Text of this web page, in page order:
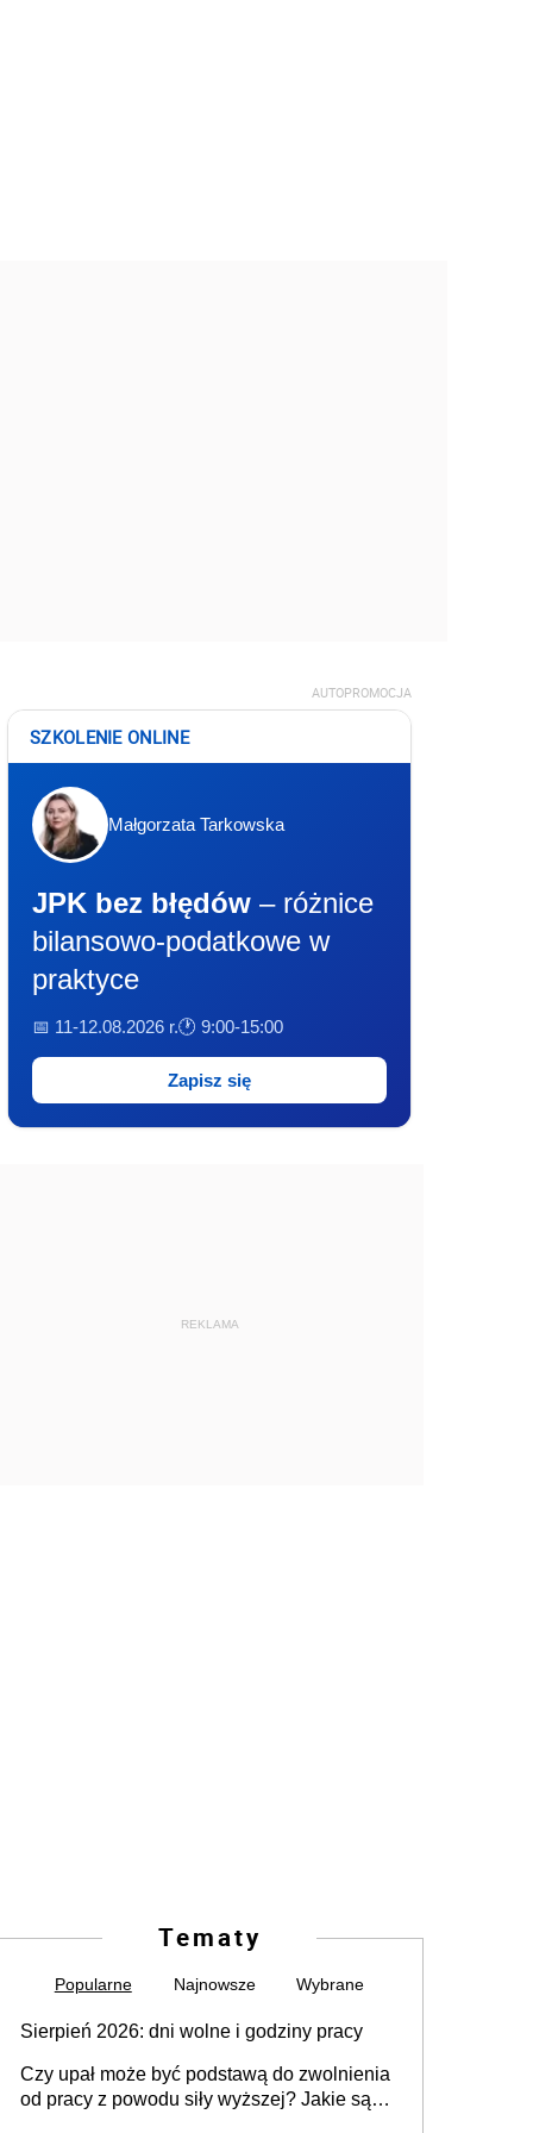
AUTOPROMOCJA
SZKOLENIE ONLINE
Małgorzata Tarkowska
JPK bez błędów – różnice
bilansowo-podatkowe w
praktyce
📅 11-12.08.2026 r.🕐 9:00-15:00
Zapisz się
REKLAMA
Tematy
Popularne Najnowsze Wybrane
Sierpień 2026: dni wolne i godziny pracy
Czy upał może być podstawą do zwolnienia
od pracy z powodu siły wyższej? Jakie są